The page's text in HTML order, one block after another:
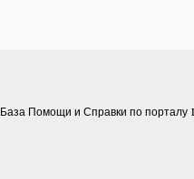
База Помощи и Справки по порталу